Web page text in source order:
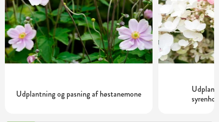
Udplantning og pasning af høstanemone